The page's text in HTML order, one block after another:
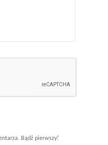
Bądź pierwszy!